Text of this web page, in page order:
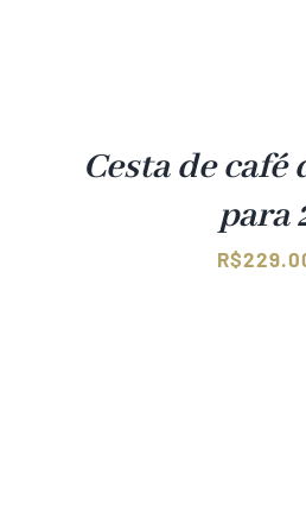
Cesta de café
para
R$